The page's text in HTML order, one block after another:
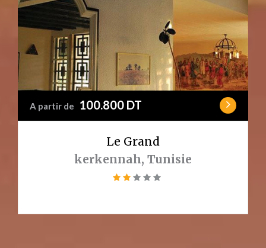
A partir de 100.800 DT
Le Grand
kerkennah, Tunisie